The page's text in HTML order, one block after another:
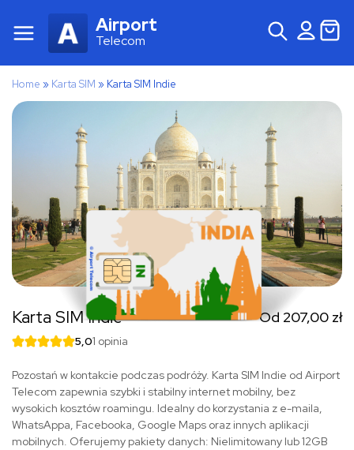
Airport
Telecom
Home » Karta SIM » Karta SIM Indie
Karta SIM Indie Od 207,00 zł
5,01 opinia
Pozostań w kontakcie podczas podróży. Karta SIM Indie od Airport
Telecom zapewnia szybki i stabilny internet mobilny, bez
wysokich kosztów roamingu. Idealny do korzystania z e-maila,
WhatsAppa, Facebooka, Google Maps oraz innych aplikacji
mobilnych. Oferujemy pakiety danych: Nielimitowany lub 12GB